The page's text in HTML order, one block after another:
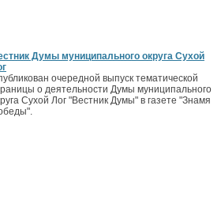
Думы муниципального округа Сухой
очередной выпуск тематической
о деятельности Думы муниципального
Сухой Лог "Вестник Думы" в газете "Знамя